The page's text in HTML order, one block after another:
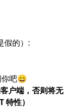
假的）:
你吧😄
户端，否则将无
特性）